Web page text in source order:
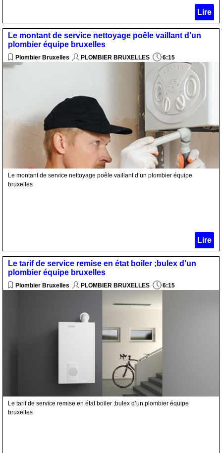
Lire
Le montant de service nettoyage poêle vaillant d’un
plombier équipe bruxelles
Plombier Bruxelles PLOMBIER BRUXELLES 6:15
Le montant de service nettoyage poêle vaillant d’un plombier équipe
bruxelles
Lire
Le tarif de service remise en état boiler ;bulex d’un
plombier équipe bruxelles
Plombier Bruxelles PLOMBIER BRUXELLES 6:15
Le tarif de service remise en état boiler ;bulex d’un plombier équipe
bruxelles